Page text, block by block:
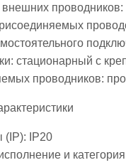
проводников:
стационарный с
проводников:
(IP):
IP20
и